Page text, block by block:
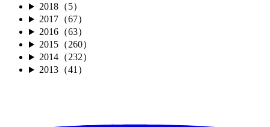
2018（5）
2017（67）
2016（63）
2015（260）
2014（232）
2013（41）